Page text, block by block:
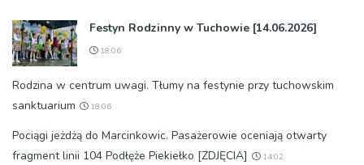
Festyn Rodzinny w Tuchowie [14.06.2026]
18:06
Rodzina w centrum uwagi. Tłumy na festynie przy tuchowskim
sanktuarium
18:06
Pociągi jeżdżą do Marcinkowic. Pasażerowie oceniają otwarty
fragment linii 104 Podłęże Piekiełko [ZDJĘCIA]
14:02